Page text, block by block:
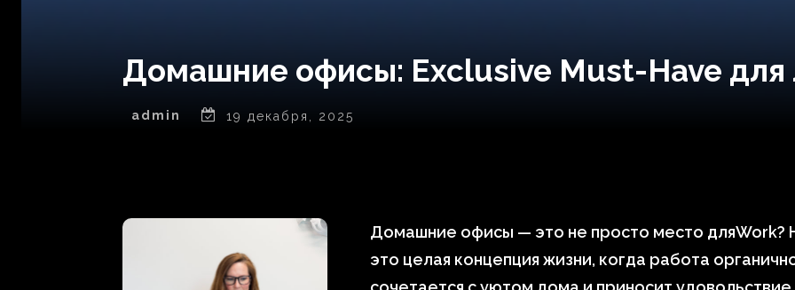
Домашние офисы: Exclusive Must-Have для
admin 19 декабря, 2025
Домашние офисы — это не просто место дляWork?
это целая концепция жизни, когда работа